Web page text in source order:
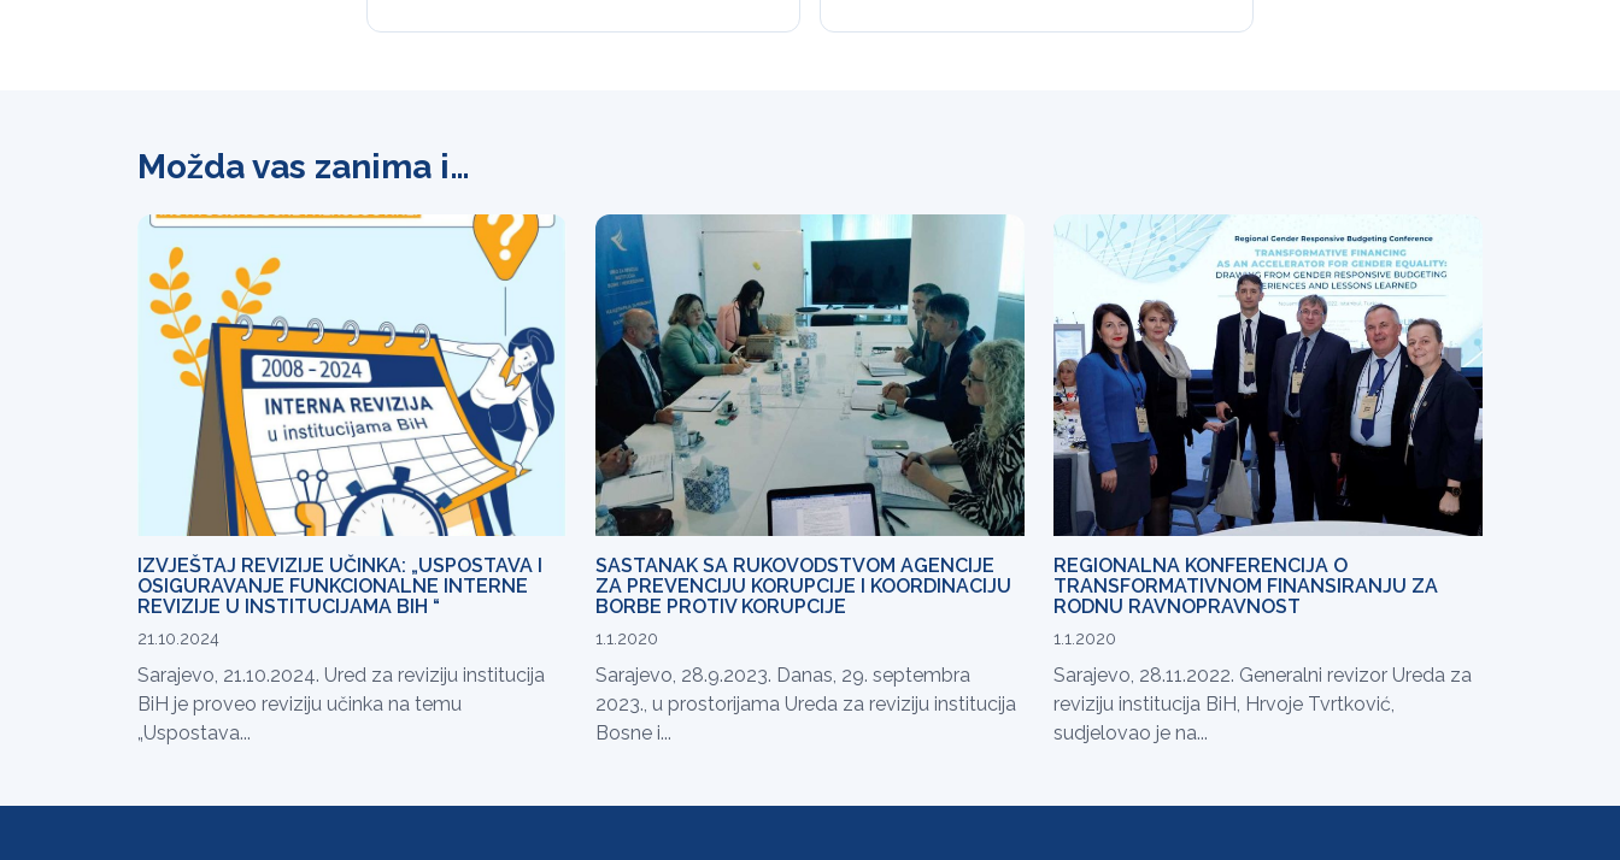
Možda vas zanima i…
IZVJEŠTAJ REVIZIJE UČINKA: „USPOSTAVA I
OSIGURAVANJE FUNKCIONALNE INTERNE
REVIZIJE U INSTITUCIJAMA BIH “
21.10.2024
Sarajevo, 21.10.2024. Ured za reviziju institucija
BiH je proveo reviziju učinka na temu
„Uspostava...
SASTANAK SA RUKOVODSTVOM AGENCIJE
ZA PREVENCIJU KORUPCIJE I KOORDINACIJU
BORBE PROTIV KORUPCIJE
1.1.2020
Sarajevo, 28.9.2023. Danas, 29. septembra
2023., u prostorijama Ureda za reviziju institucija
Bosne i...
REGIONALNA KONFERENCIJA O
TRANSFORMATIVNOM FINANSIRANJU ZA
RODNU RAVNOPRAVNOST
1.1.2020
Sarajevo, 28.11.2022. Generalni revizor Ureda za
reviziju institucija BiH, Hrvoje Tvrtković,
sudjelovao je na...